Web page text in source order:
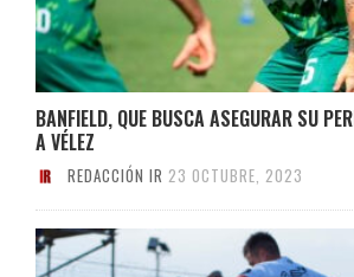
BANFIELD, QUE BUSCA ASEGURAR SU
A VÉLEZ
REDACCIÓN IR 23 OCTUBRE, 2023